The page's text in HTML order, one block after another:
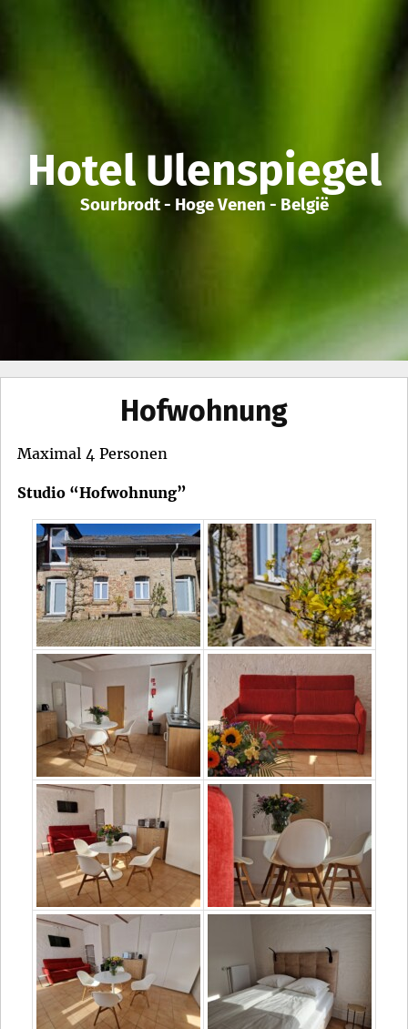
Hotel Ulenspiegel
Sourbrodt - Hoge Venen - België
Hofwohnung
Maximal 4 Personen
Studio “Hofwohnung”